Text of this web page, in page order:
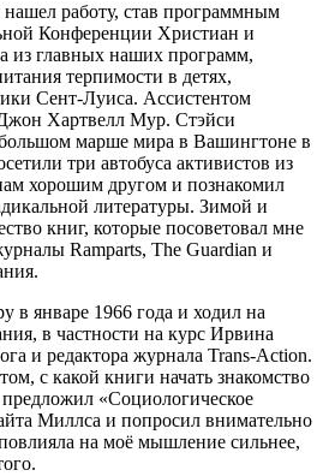
нашел работу, став программным
Конференции Христиан и
из главных наших программ,
терпимости в детях,
Сент-Луиса. Ассистентом
Хартвелл Мур. Стэйси
марше мира в Вашингтоне в
три автобуса активистов из
хорошим другом и познакомил
литературы. Зимой и
книг, которые посоветовал мне
Ramparts, The Guardian и
в январе 1966 года и ходил на
в частности на курс Ирвина
и редактора журнала Trans-Action.
с какой книги начать знакомство
«Социологическое
Миллса и попросил внимательно
на моё мышление сильнее,